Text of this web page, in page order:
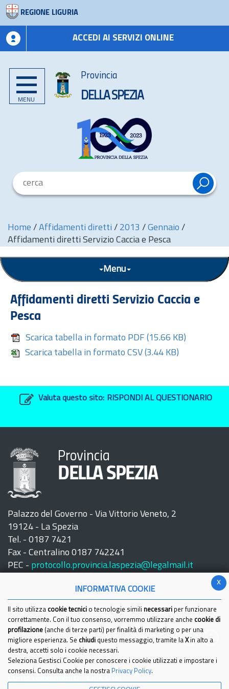
REGIONE LIGURIA
ACCEDI AI SERVIZI ONLINE
MENU
Provincia
DELLA SPEZIA
Home / Affidamenti diretti / 2013 / Gennaio /
Affidamenti diretti Servizio Caccia e Pesca
Menu
Affidamenti diretti Servizio Caccia e
Pesca
Scarica tabella in formato PDF (15.66 KB)
Scarica tabella in formato CSV (3.44 KB)
Valuta questo sito: RISPONDI AL QUESTIONARIO
Provincia
DELLA SPEZIA
Palazzo del Governo - Via Vittorio Veneto, 2
19124 - La Spezia
Tel. - 0187 7421
Fax - Centralino 0187 742241
PEC - protocollo.provincia.laspezia@legalmail.it
Seguici su:
x
INFORMATIVA COOKIE
Il sito utilizza cookie tecnici o tecnologie simili necessari per funzionare
correttamente. Con il tuo consenso, vorremmo utilizzare anche cookie di
profilazione (anche di terze parti) per finalità di marketing o per una
migliore esperienza. Se chiudi questo messaggio, tramite la Xin alto a
destra, accetti solo i cookie necessari.
Seleziona Gestisci Cookie per conoscere i cookie utilizzati e impostare i
consensi. Consulta anche la nostra Privacy Policy.